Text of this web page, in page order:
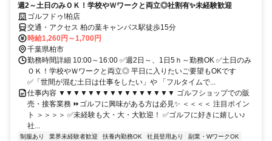
週2～土日のみＯＫ！学校やＷワークと両立◎社割有✨未経験歓迎
ゴルフドゥ!柏店
交通・アクセス 柏の葉キャンパス駅徒歩15分
時給1,260円～1,700円
千葉県柏市
勤務時間詳細 10:00～16:00 ✅週2日～、1日5ｈ～勤務OK ✅土日のみ
ＯＫ！学校やＷワークと両立◎ 平日に入りたいご要望もOKです
✅「世間が混む土日は仕事をしたい」や 「フルタイムで...
仕事内容 ▼▼▼▼▼▼▼▼▼▼▼▼▼▼▼▼ ゴルフショップでの販
売・接客業務 ⏩ゴルフに興味がある方は必見✨ ＜＜＜＜ 注目ポイン
ト ＞＞＞＞ ✅未経験も大・大・大歓迎！ ✅ゴルフに好きに嬉しい♪
社...
制服あり 業界未経験者歓迎 扶養内勤務OK 社員登用あり 副業・WワークOK